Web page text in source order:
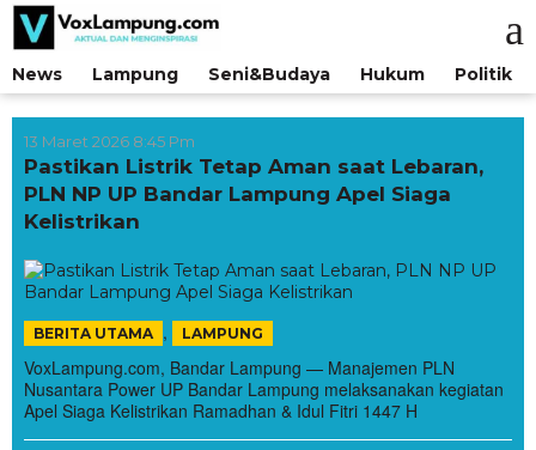
Lewati
konten
News
Lampung Seni&Budaya Hukum Politik
13 Maret 2026 8:45 Pm
Pastikan Listrik Tetap Aman saat Lebaran,
PLN NP UP Bandar Lampung Apel Siaga
Kelistrikan
BERITA UTAMA , LAMPUNG
VoxLampung.com, Bandar Lampung — Manajemen PLN
Nusantara Power UP Bandar Lampung melaksanakan kegiatan
Apel Siaga Kelistrikan Ramadhan & Idul Fitri 1447 H